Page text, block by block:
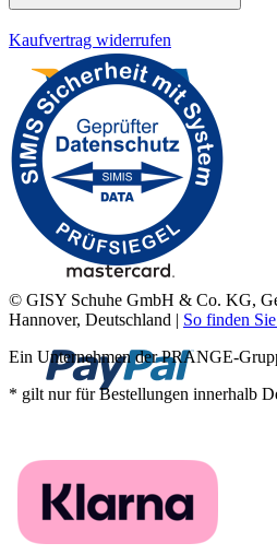
Kaufvertrag widerrufen
© GISY Schuhe GmbH & Co. KG,
Hannover, Deutschland | So finden
Ein Unternehmen der PRANGE-
* gilt nur für Bestellungen innerhalb